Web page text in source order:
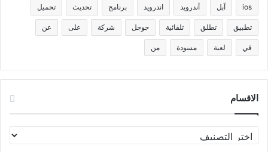
ios آبل أندرويد اندرويد برنامج تحديث تحميل
تطبيق تطلق تلقائية جوجل شركة على عن
في لعبة مسودة من
الاقسام
الاقسام